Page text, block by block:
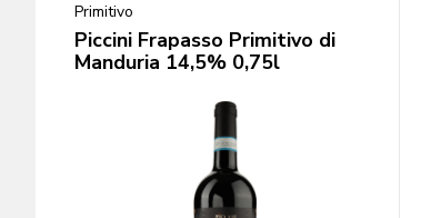
Primitivo
Piccini Frapasso Primitivo di
Manduria 14,5% 0,75l